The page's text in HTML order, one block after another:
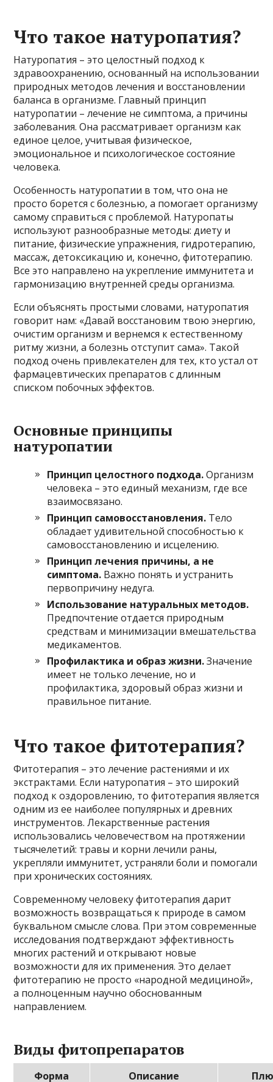
Что такое натуропатия?
Натуропатия – это целостный подход к
здравоохранению, основанный на использовании
природных методов лечения и восстановлении
баланса в организме. Главный принцип
натуропатии – лечение не симптома, а причины
заболевания. Она рассматривает организм как
единое целое, учитывая физическое,
эмоциональное и психологическое состояние
человека.
Особенность натуропатии в том, что она не
просто борется с болезнью, а помогает организму
самому справиться с проблемой. Натуропаты
используют разнообразные методы: диету и
питание, физические упражнения, гидротерапию,
массаж, детоксикацию и, конечно, фитотерапию.
Все это направлено на укрепление иммунитета и
гармонизацию внутренней среды организма.
Если объяснять простыми словами, натуропатия
говорит нам: «Давай восстановим твою энергию,
очистим организм и вернемся к естественному
ритму жизни, а болезнь отступит сама». Такой
подход очень привлекателен для тех, кто устал от
фармацевтических препаратов с длинным
списком побочных эффектов.
Основные принципы
натуропатии
Принцип целостного подхода.Организм
человека – это единый механизм, где все
взаимосвязано.
Принцип самовосстановления. Тело
обладает удивительной способностью к
самовосстановлению и исцелению.
Принцип лечения причины, а не
симптома. Важно понять и устранить
первопричину недуга.
Использование натуральных методов.
Предпочтение отдается природным
средствам и минимизации вмешательства
медикаментов.
Профилактика и образ жизни.Значение
имеет не только лечение, но и
профилактика, здоровый образ жизни и
правильное питание.
Что такое фитотерапия?
Фитотерапия – это лечение растениями и их
экстрактами. Если натуропатия – это широкий
подход к оздоровлению, то фитотерапия является
одним из ее наиболее популярных и древних
инструментов. Лекарственные растения
использовались человечеством на протяжении
тысячелетий: травы и корни лечили раны,
укрепляли иммунитет, устраняли боли и помогали
при хронических состояниях.
Современному человеку фитотерапия дарит
возможность возвращаться к природе в самом
буквальном смысле слова. При этом современные
исследования подтверждают эффективность
многих растений и открывают новые
возможности для их применения. Это делает
фитотерапию не просто «народной медициной»,
а полноценным научно обоснованным
направлением.
Виды фитопрепаратов
Форма Описание